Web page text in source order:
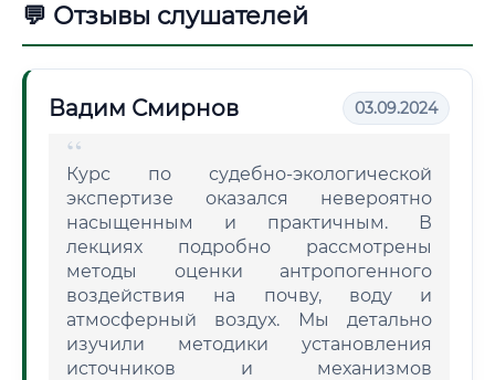
💬 Отзывы слушателей
Вадим Смирнов 03.09.2024
Курс по судебно-экологической
экспертизе оказался невероятно
насыщенным и практичным. В
лекциях подробно рассмотрены
методы оценки антропогенного
воздействия на почву, воду и
атмосферный воздух. Мы детально
изучили методики установления
источников и механизмов